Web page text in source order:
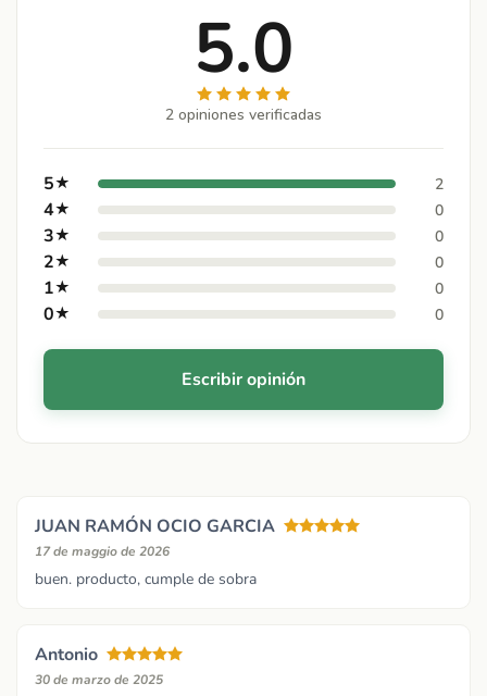
5.0
2 opiniones verificadas
5★ 2
4★ 0
3★ 0
2★ 0
1★ 0
0★ 0
Escribir opinión
JUAN RAMÓN OCIO GARCIA
17 de maggio de 2026
buen. producto, cumple de sobra
Antonio
30 de marzo de 2025